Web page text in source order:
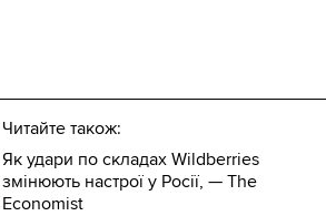
Читайте також:
Як удари по складах Wildberries
змінюють настрої у Росії, — The
Economist